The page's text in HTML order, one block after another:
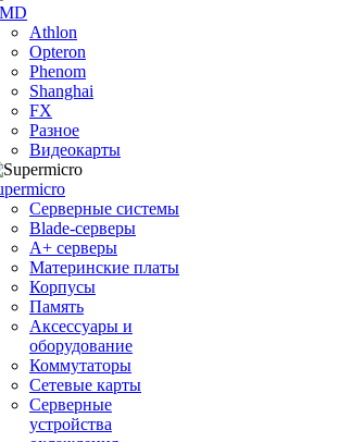
Athlon
Opteron
Phenom
Shanghai
FX
Разное
Видеокарты
Серверные системы
Blade-серверы
A+ серверы
Материнские платы
Корпусы
Память
Аксессуары и
оборудование
Коммутаторы
Сетевые карты
Серверные
устройства